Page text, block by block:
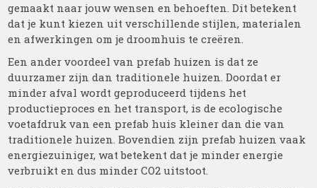
gemaakt naar jouw wensen en behoeften. Dit betekent
dat je kunt kiezen uit verschillende stijlen, materialen
en afwerkingen om je droomhuis te creëren.
Een ander voordeel van prefab huizen is dat ze
duurzamer zijn dan traditionele huizen. Doordat er
minder afval wordt geproduceerd tijdens het
productieproces en het transport, is de ecologische
voetafdruk van een prefab huis kleiner dan die van
traditionele huizen. Bovendien zijn prefab huizen vaak
energiezuiniger, wat betekent dat je minder energie
verbruikt en dus minder CO2 uitstoot.